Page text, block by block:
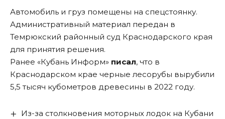
Автомобиль и груз помещены на спецстоянку.
Административный материал передан в
Темрюкский районный суд Краснодарского края
для принятия решения.
Ранее «Кубань Информ» писал, что в
Краснодарском крае черные лесорубы вырубили
5,5 тысяч кубометров древесины в 2022 году.
Из-за столкновения моторных лодок на Кубани